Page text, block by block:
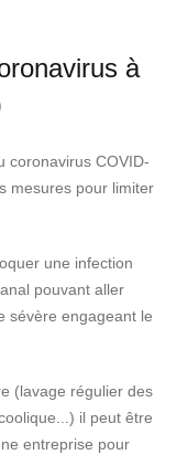
à
coronavirus COVID-
mesures pour limiter
une infection
pouvant aller
sévère engageant le
(lavage régulier des
il peut être
entreprise pour